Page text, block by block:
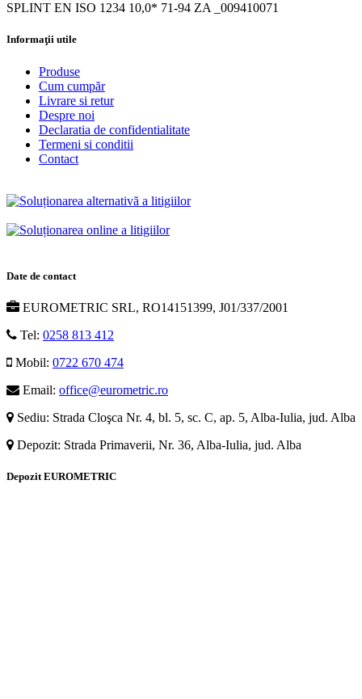
SPLINT EN ISO 1234 10,0* 71-94 ZA _009410071
Informaţii utile
Produse
Cum cumpăr
Livrare si retur
Despre noi
Declaratia de confidentialitate
Termeni si conditii
Contact
Date de contact
EUROMETRIC SRL, RO14151399, J01/337/2001
Tel: 0258 813 412
Mobil: 0722 670 474
Email: office@eurometric.ro
Sediu: Strada Cloşca Nr. 4, bl. 5, sc. C, ap. 5, Alba-Iulia, jud. Alba
Depozit: Strada Primaverii, Nr. 36, Alba-Iulia, jud. Alba
Depozit EUROMETRIC